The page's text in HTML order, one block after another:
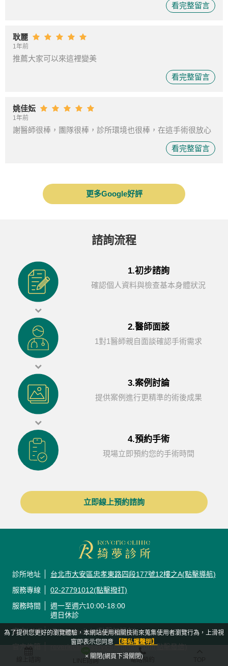
看完整留言
耿麗
1年前
推薦大家可以來這裡變美
看完整留言
姚佳妘
1年前
謝醫師很棒，團隊很棒，診所環境也很棒，在這手術很放心
看完整留言
更多Google好評
諮詢流程
1.初步諮詢
確認個人資料與檢查基本身體狀況
2.醫師面談
1對1醫師親自面談確認手術需求
3.案例討論
提供案例進行更精準的術後成果
4.預約手術
現場立即預約您的手術時間
立即線上預約諮詢
診所地址
台北市大安區忠孝東路四段177號12樓之A(點擊導航)
服務專線
02-27791012(點擊撥打)
服務時間
週一至週六10:00-18:00
週日休診
官方LINE
@reverieclinic(點擊加好友)
官方信箱
reverieclinic.service@gmail.com(點擊發信)
LINE諮詢 電話預約
為了提供您更好的瀏覽體驗，本網站使用相關技術來蒐集使用者瀏覽行為，上滑視
窗即表示您同意
【隱私權聲明】
× 關閉(網頁下滑關閉)